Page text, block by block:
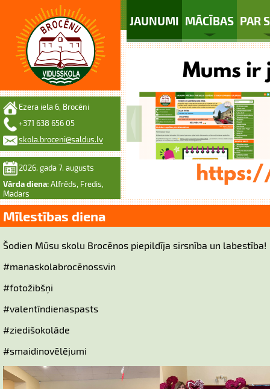
JAUNUMI MĀCĪBAS PAR
Ezera iela 6, Brocēni
+371 638 656 05
skola.broceni@saldus.lv
2026. gada 7. augusts
Vārda diena: Alfrēds, Fredis,
Madars
Mīlestības diena
Šodien Mūsu skolu Brocēnos piepildīja sirsnība un labestība!
#manaskolabrocēnossvin
#fotožibšņi
#valentīndienaspasts
#ziedišokolāde
#smaidinovēlējumi